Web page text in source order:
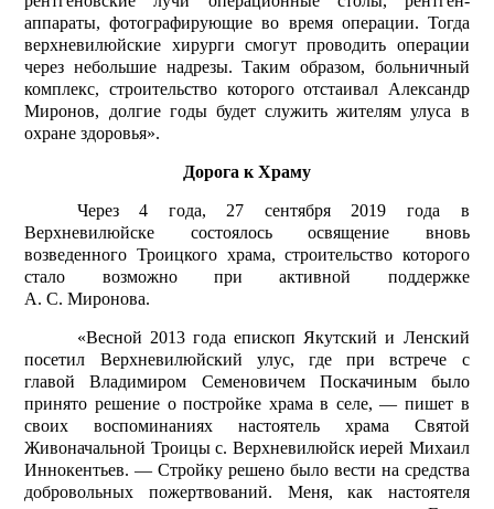
аппараты, фотографирующие во время операции. Тогда
верхневилюйские хирурги смогут проводить операции
через небольшие надрезы. Таким образом, больничный
комплекс, строительство которого отстаивал Александр
Миронов, долгие годы будет служить жителям улуса в
охране здоровья».
Дорога к Храму
Через 4 года, 27 сентября 2019 года в
Верхневилюйске состоялось освящение вновь
возведенного Троицкого храма, строительство которого
стало возможно при активной поддержке
А. С. Миронова.
«Весной 2013 года епископ Якутский и Ленский
посетил Верхневилюйский улус, где при встрече с
главой Владимиром Семеновичем Поскачиным было
принято решение о постройке храма в селе, — пишет в
своих воспоминаниях настоятель храма Святой
Живоначальной Троицы с. Верхневилюйск иерей Михаил
Иннокентьев. — Стройку решено было вести на средства
добровольных пожертвований. Меня, как настоятеля